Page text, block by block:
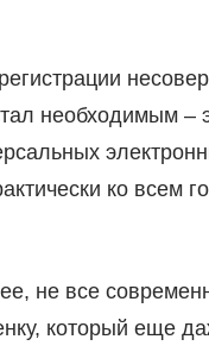
необходимым –
ко всем
не все
который еще